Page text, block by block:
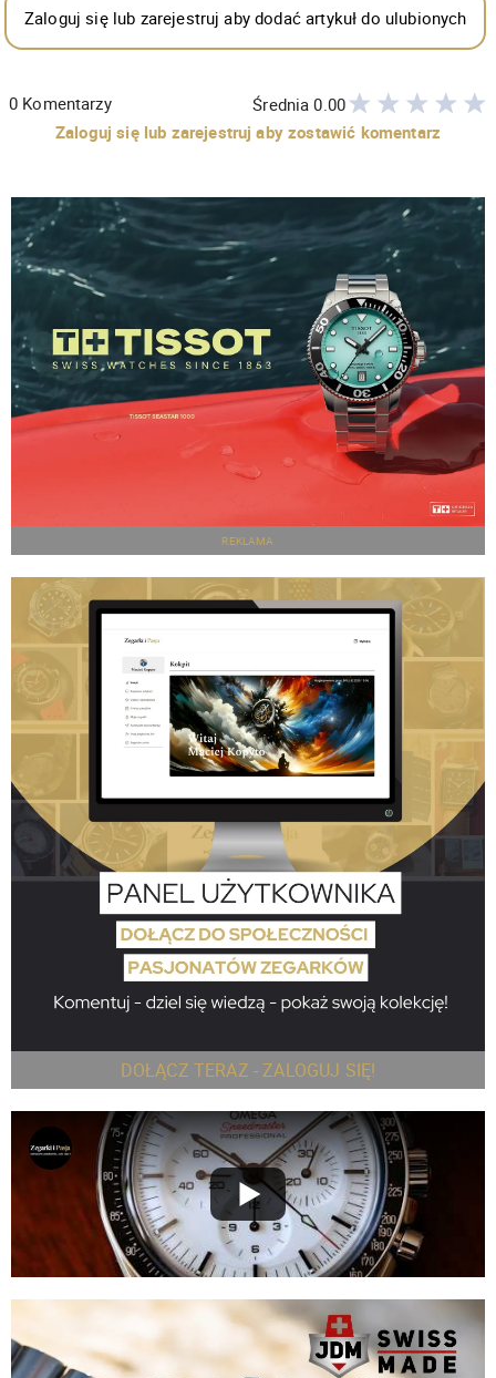
Zaloguj się lub zarejestruj aby dodać artykuł do ulubionych
0 Komentarzy Średnia0.00
Zaloguj się lub zarejestruj aby zostawić komentarz
REKLAMA
DOŁĄCZ TERAZ - ZALOGUJ SIĘ!